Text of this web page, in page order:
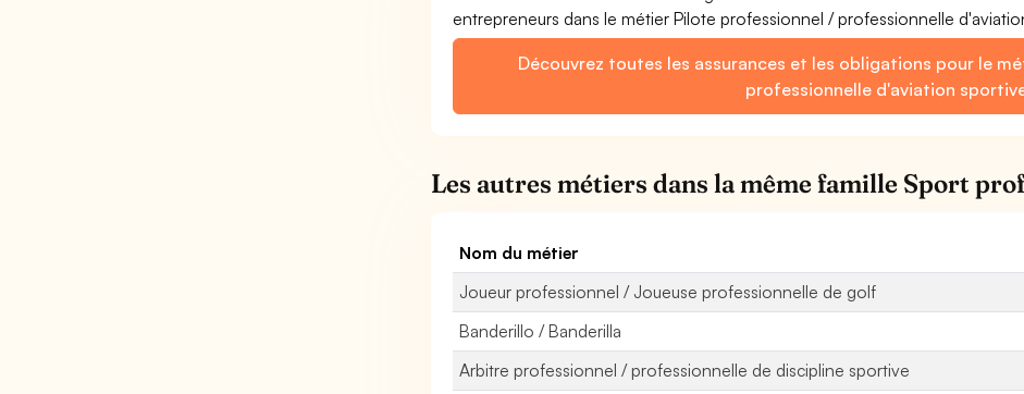
entrepreneurs dans le métier Pilote professionnel / professionnelle
Découvrez toutes les assurances et les obligations pour le
professionnelle d'aviation
Les autres métiers dans la même famille Sport
Nom du métier
Joueur professionnel / Joueuse professionnelle de golf
Banderillo / Banderilla
Arbitre professionnel / professionnelle de discipline sportive